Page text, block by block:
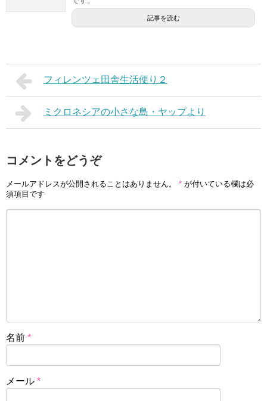
記事を読む
フィレンツェ田舎生活便り２
ミクロネシアの小さな島・ヤップより
コメントをどうぞ
メールアドレスが公開されることはありません。 * が付いている欄は必
須項目です
名前 *
メール *